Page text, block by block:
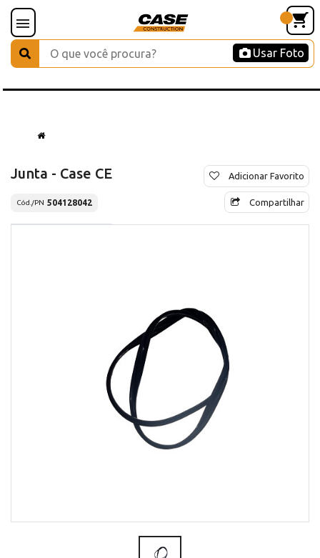
Usar Foto
Junta - Case CE
Cód./PN 504128042
Adicionar Favorito
Compartilhar